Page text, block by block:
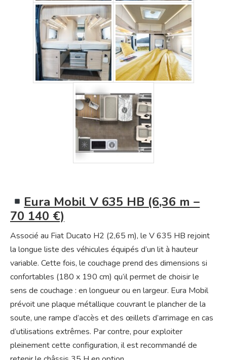
Eura Mobil V 635 HB (6,36 m –
70 140 €)
Associé au Fiat Ducato H2 (2,65 m), le V 635 HB rejoint
la longue liste des véhicules équipés d’un lit à hauteur
variable. Cette fois, le couchage prend des dimensions si
confortables (180 x 190 cm) qu’il permet de choisir le
sens de couchage : en longueur ou en largeur. Eura Mobil
prévoit une plaque métallique couvrant le plancher de la
soute, une rampe d’accès et des œillets d’arrimage en cas
d’utilisations extrêmes. Par contre, pour exploiter
pleinement cette configuration, il est recommandé de